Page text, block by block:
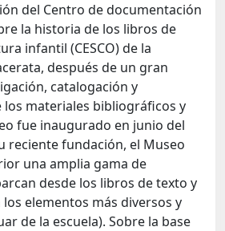
del Centro de documentación
la historia de los libros de
infantil (CESCO) de la
después de un gran
catalogación y
los materiales bibliográficos y
fue inaugurado en junio del
reciente fundación, el Museo
una amplia gama de
desde los libros de texto y
elementos más diversos y
de la escuela). Sobre la base